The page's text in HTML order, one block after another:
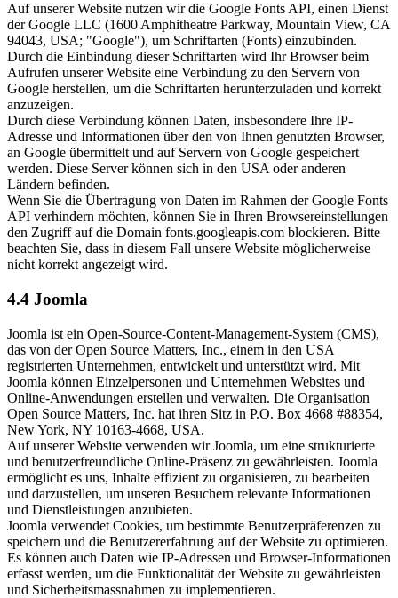
Auf unserer Website nutzen wir die Google Fonts API, einen Dienst
der Google LLC (1600 Amphitheatre Parkway, Mountain View, CA
94043, USA; "Google"), um Schriftarten (Fonts) einzubinden.
Durch die Einbindung dieser Schriftarten wird Ihr Browser beim
Aufrufen unserer Website eine Verbindung zu den Servern von
Google herstellen, um die Schriftarten herunterzuladen und korrekt
anzuzeigen.
Durch diese Verbindung können Daten, insbesondere Ihre IP-
Adresse und Informationen über den von Ihnen genutzten Browser,
an Google übermittelt und auf Servern von Google gespeichert
werden. Diese Server können sich in den USA oder anderen
Ländern befinden.
Wenn Sie die Übertragung von Daten im Rahmen der Google Fonts
API verhindern möchten, können Sie in Ihren Browsereinstellungen
den Zugriff auf die Domain fonts.googleapis.com blockieren. Bitte
beachten Sie, dass in diesem Fall unsere Website möglicherweise
nicht korrekt angezeigt wird.
4.4 Joomla
Joomla ist ein Open-Source-Content-Management-System (CMS),
das von der Open Source Matters, Inc., einem in den USA
registrierten Unternehmen, entwickelt und unterstützt wird. Mit
Joomla können Einzelpersonen und Unternehmen Websites und
Online-Anwendungen erstellen und verwalten. Die Organisation
Open Source Matters, Inc. hat ihren Sitz in P.O. Box 4668 #88354,
New York, NY 10163-4668, USA.
Auf unserer Website verwenden wir Joomla, um eine strukturierte
und benutzerfreundliche Online-Präsenz zu gewährleisten. Joomla
ermöglicht es uns, Inhalte effizient zu organisieren, zu bearbeiten
und darzustellen, um unseren Besuchern relevante Informationen
und Dienstleistungen anzubieten.
Joomla verwendet Cookies, um bestimmte Benutzerpräferenzen zu
speichern und die Benutzererfahrung auf der Website zu optimieren.
Es können auch Daten wie IP-Adressen und Browser-Informationen
erfasst werden, um die Funktionalität der Website zu gewährleisten
und Sicherheitsmassnahmen zu implementieren.